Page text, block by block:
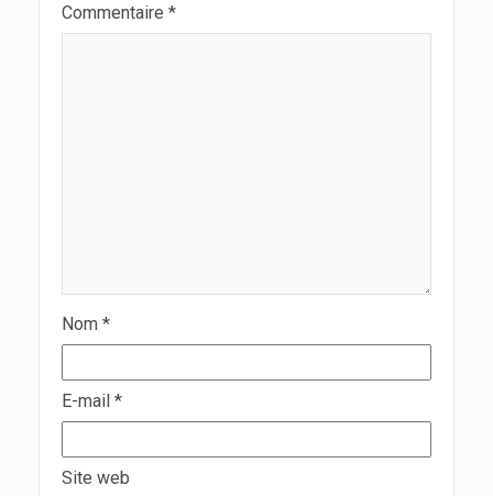
Commentaire *
Nom *
E-mail *
Site web